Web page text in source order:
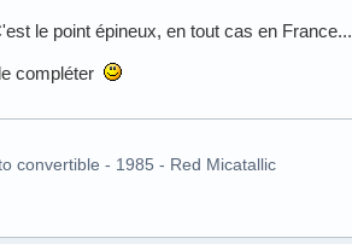
le point épineux, en tout cas en France...
compléter
convertible - 1985 - Red Micatallic